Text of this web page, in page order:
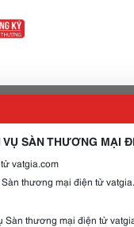
SÀN THƯƠNG MẠI
vatgia.com
thương mại điện tử
thương mại điện tử